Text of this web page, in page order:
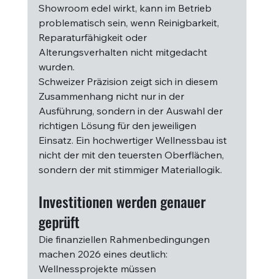
Showroom edel wirkt, kann im Betrieb
problematisch sein, wenn Reinigbarkeit,
Reparaturfähigkeit oder
Alterungsverhalten nicht mitgedacht
wurden.
Schweizer Präzision zeigt sich in diesem
Zusammenhang nicht nur in der
Ausführung, sondern in der Auswahl der
richtigen Lösung für den jeweiligen
Einsatz. Ein hochwertiger Wellnessbau ist
nicht der mit den teuersten Oberflächen,
sondern der mit stimmiger Materiallogik.
Investitionen werden genauer
geprüft
Die finanziellen Rahmenbedingungen
machen 2026 eines deutlich:
Wellnessprojekte müssen